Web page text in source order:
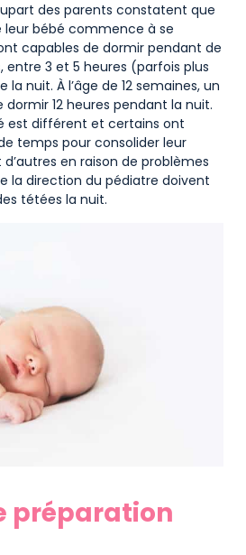
des parents constatent que
bébé commence à se
capables de dormir pendant de
entre 3 et 5 heures (parfois plus
nuit. À l’âge de 12 semaines, un
12 heures pendant la nuit.
est différent et certains ont
temps pour consolider leur
en raison de problèmes
la direction du pédiatre doivent
tétées la nuit.
préparation